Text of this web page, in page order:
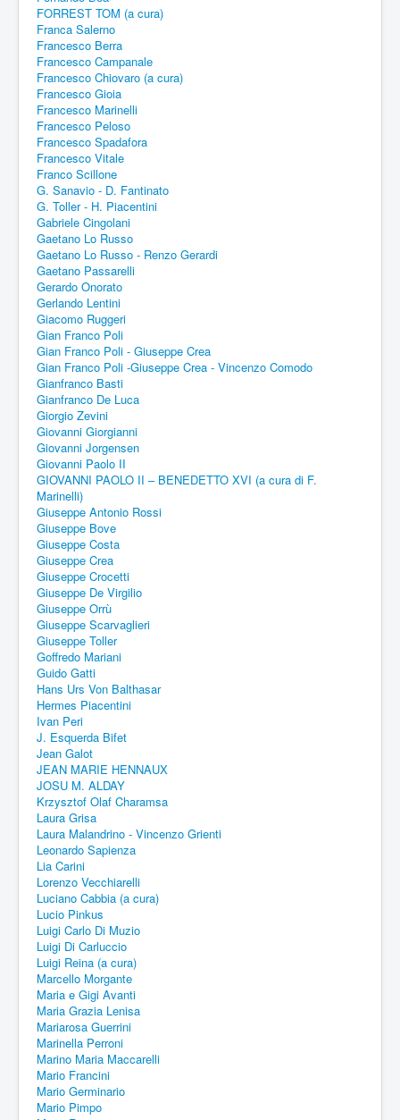
FORREST TOM (a cura)
Franca Salerno
Francesco Berra
Francesco Campanale
Francesco Chiovaro (a cura)
Francesco Gioia
Francesco Marinelli
Francesco Peloso
Francesco Spadafora
Francesco Vitale
Franco Scillone
G. Sanavio - D. Fantinato
G. Toller - H. Piacentini
Gabriele Cingolani
Gaetano Lo Russo
Gaetano Lo Russo - Renzo Gerardi
Gaetano Passarelli
Gerardo Onorato
Gerlando Lentini
Giacomo Ruggeri
Gian Franco Poli
Gian Franco Poli - Giuseppe Crea
Gian Franco Poli -Giuseppe Crea - Vincenzo Comodo
Gianfranco Basti
Gianfranco De Luca
Giorgio Zevini
Giovanni Giorgianni
Giovanni Jorgensen
Giovanni Paolo II
GIOVANNI PAOLO II – BENEDETTO XVI (a cura di F.
Marinelli)
Giuseppe Antonio Rossi
Giuseppe Bove
Giuseppe Costa
Giuseppe Crea
Giuseppe Crocetti
Giuseppe De Virgilio
Giuseppe Orrù
Giuseppe Scarvaglieri
Giuseppe Toller
Goffredo Mariani
Guido Gatti
Hans Urs Von Balthasar
Hermes Piacentini
Ivan Peri
J. Esquerda Bifet
Jean Galot
JEAN MARIE HENNAUX
JOSU M. ALDAY
Krzysztof Olaf Charamsa
Laura Grisa
Laura Malandrino - Vincenzo Grienti
Leonardo Sapienza
Lia Carini
Lorenzo Vecchiarelli
Luciano Cabbia (a cura)
Lucio Pinkus
Luigi Carlo Di Muzio
Luigi Di Carluccio
Luigi Reina (a cura)
Marcello Morgante
Maria e Gigi Avanti
Maria Grazia Lenisa
Mariarosa Guerrini
Marinella Perroni
Marino Maria Maccarelli
Mario Francini
Mario Germinario
Mario Pimpo